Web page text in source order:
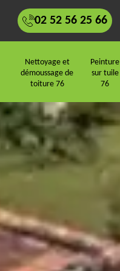
02 52 56 25 66
Nettoyage et
démoussage de
toiture 76
Peinture
sur tuile
76